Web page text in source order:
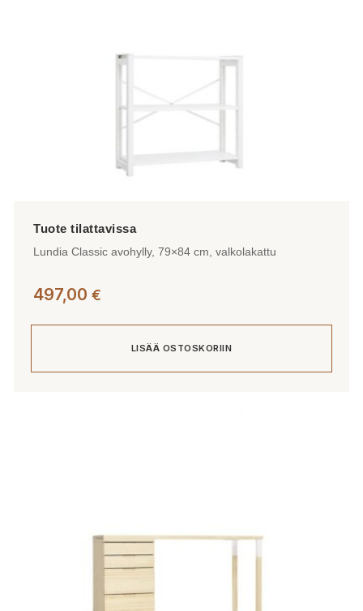
Lundia Classic avohylly, 79×84 cm, valkolakattu
497,00 €
LISÄÄ OSTOSKORIIN